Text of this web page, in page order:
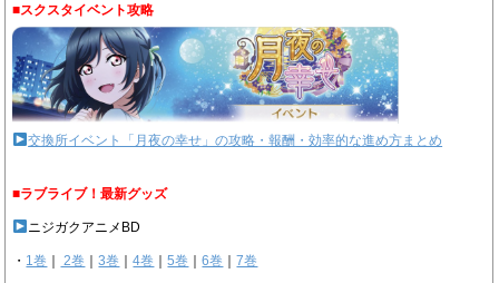
■スクスタイベント攻略
交換所イベント「月夜の幸せ」の攻略・報酬・効率的な進め方まとめ
■ラブライブ！最新グッズ
ニジガクアニメBD
・ 1巻 2巻 ｜3巻 ｜4巻 ｜5巻 ｜6巻 ｜7巻